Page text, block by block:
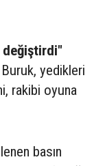
değiştirdi"
yedikleri
rakibi oyuna
basın